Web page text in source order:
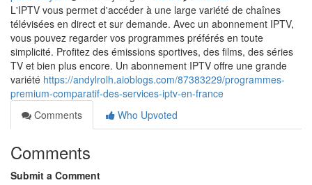
L'IPTV vous permet d'accéder à une large variété de chaînes
télévisées en direct et sur demande. Avec un abonnement IPTV,
vous pouvez regarder vos programmes préférés en toute
simplicité. Profitez des émissions sportives, des films, des séries
TV et bien plus encore. Un abonnement IPTV offre une grande
variété https://andylrolh.aioblogs.com/87383229/programmes-
premium-comparatif-des-services-iptv-en-france
Comments
Who Upvoted
Comments
Submit a Comment